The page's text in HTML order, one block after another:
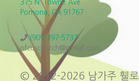
375 N. Towne Ave.
Pomona, CA 91767
(909)397-5737
nfcuschurch@gmail.com
© 2012-2026 남가주 휄